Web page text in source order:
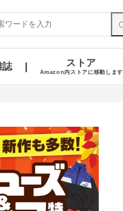
誌 ストア
Amazon内ストアに移動します